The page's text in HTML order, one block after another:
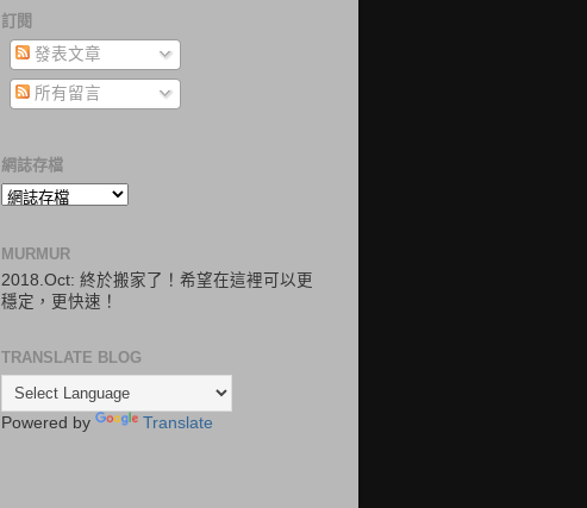
訂閱
發表文章
所有留言
網誌存檔
MURMUR
2018.Oct: 終於搬家了！希望在這裡可以更
穩定，更快速！
TRANSLATE BLOG
Powered by Translate